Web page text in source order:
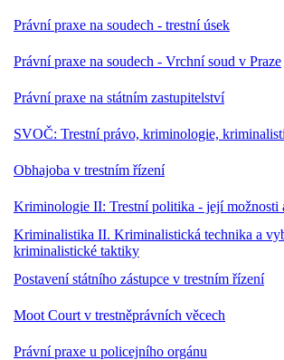
Právní praxe na soudech - trestní úsek
Právní praxe na soudech - Vrchní soud v Praze
Právní praxe na státním zastupitelství
SVOČ: Trestní právo, kriminologie,
Obhajoba v trestním řízení
Kriminologie II: Trestní politika - její možnosti
Kriminalistika II. Kriminalistická technika a
kriminalistické taktiky
Postavení státního zástupce v trestním řízení
Moot Court v trestněprávních věcech
Právní praxe u policejního orgánu